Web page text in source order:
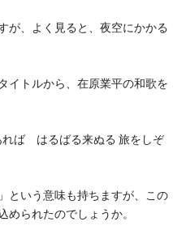
が、よく見ると、夜空にかかる
イトルから、在原業平の和歌を
れば はるばる来ぬる 旅をしぞ
という意味も持ちますが、この
められたのでしょうか。